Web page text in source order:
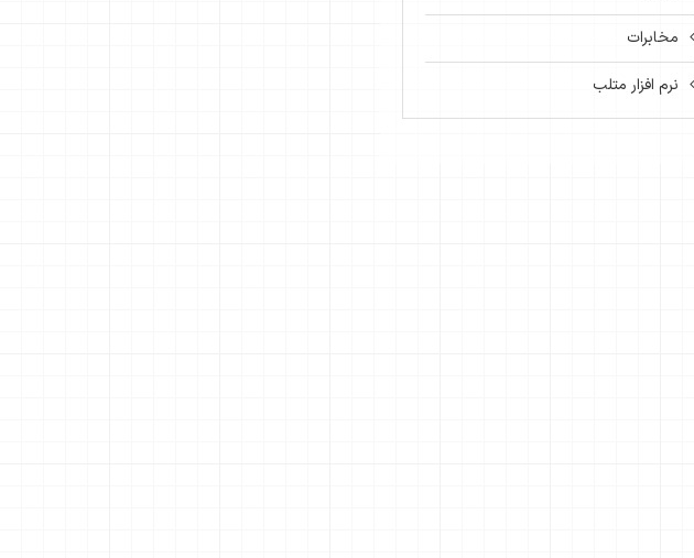
مخابرات
نرم افزار متلب